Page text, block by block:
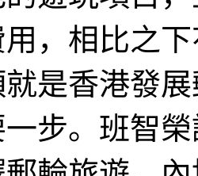
，相比之
是香港發
步。班智